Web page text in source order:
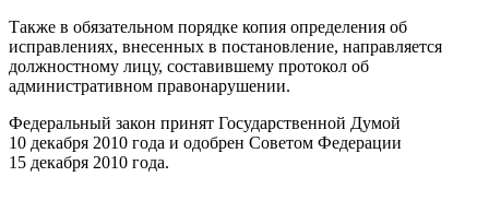
Также в обязательном порядке копия определения об
исправлениях, внесенных в постановление, направляется
должностному лицу, составившему протокол об
административном правонарушении.
Федеральный закон принят Государственной Думой
10 декабря 2010 года и одобрен Советом Федерации
15 декабря 2010 года.